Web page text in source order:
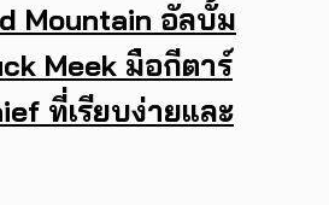
Mountain อัลบั้ม
Meek มือกีตาร์
ที่เรียบง่ายและ